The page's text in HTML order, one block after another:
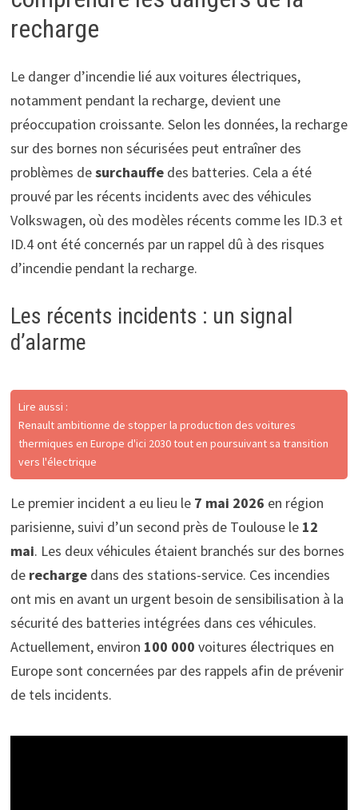
recharge
Le danger d’incendie lié aux voitures électriques,
notamment pendant la recharge, devient une
préoccupation croissante. Selon les données, la recharge
sur des bornes non sécurisées peut entraîner des
problèmes desurchauffedes batteries. Cela a été
prouvé par les récents incidents avec des véhicules
Volkswagen, où des modèles récents comme les ID.3 et
ID.4 ont été concernés par un rappel dû à des risques
d’incendie pendant la recharge.
Les récents incidents : un signal
d’alarme
Lire aussi :
Renault ambitionne de stopper la production des voitures
thermiques en Europe d'ici 2030 tout en poursuivant sa transition
vers l'électrique
Le premier incident a eu lieu le 7 mai 2026 en région
parisienne, suivi d’un second près de Toulouse le 12
mai. Les deux véhicules étaient branchés sur des bornes
de rechargedans des stations-service. Ces incendies
ont mis en avant un urgent besoin de sensibilisation à la
sécurité des batteries intégrées dans ces véhicules.
Actuellement, environ 100 000 voitures électriques en
Europe sont concernées par des rappels afin de prévenir
de tels incidents.